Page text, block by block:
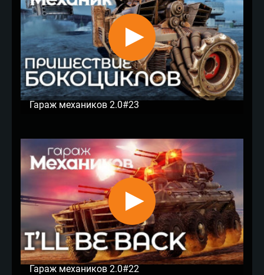
Гараж механиков 2.0#23
Гараж механиков 2.0#22